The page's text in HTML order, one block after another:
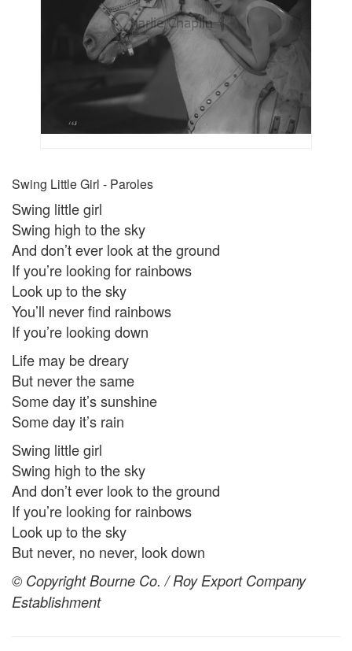
Swing Little Girl - Paroles
Swing little girl
Swing high to the sky
And don’t ever look at the ground
If you’re looking for rainbows
Look up to the sky
You’ll never find rainbows
If you’re looking down
Life may be dreary
But never the same
Some day it’s sunshine
Some day it’s rain
Swing little girl
Swing high to the sky
And don’t ever look to the ground
If you’re looking for rainbows
Look up to the sky
But never, no never, look down
© Copyright Bourne Co. / Roy Export Company
Establishment